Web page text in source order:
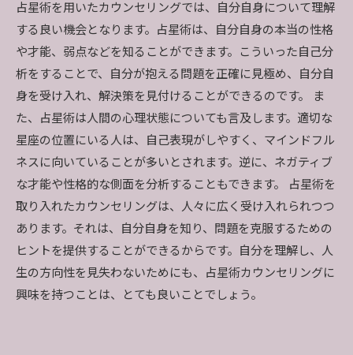
占星術を用いたカウンセリングでは、自分自身について理解
する良い機会となります。占星術は、自分自身の本当の性格
や才能、弱点などを知ることができます。こういった自己分
析をすることで、自分が抱える問題を正確に見極め、自分自
身を受け入れ、解決策を見付けることができるのです。 ま
た、占星術は人間の心理状態についても言及します。適切な
星座の位置にいる人は、自己表現がしやすく、マインドフル
ネスに向いていることが多いとされます。逆に、ネガティブ
な才能や性格的な側面を分析することもできます。 占星術を
取り入れたカウンセリングは、人々に広く受け入れられつつ
あります。それは、自分自身を知り、問題を克服するための
ヒントを提供することができるからです。自分を理解し、人
生の方向性を見失わないためにも、占星術カウンセリングに
興味を持つことは、とても良いことでしょう。